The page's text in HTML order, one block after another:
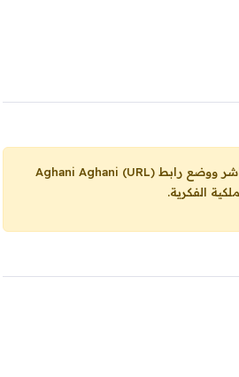
Aghani Aghani (URL)
الفكرية.